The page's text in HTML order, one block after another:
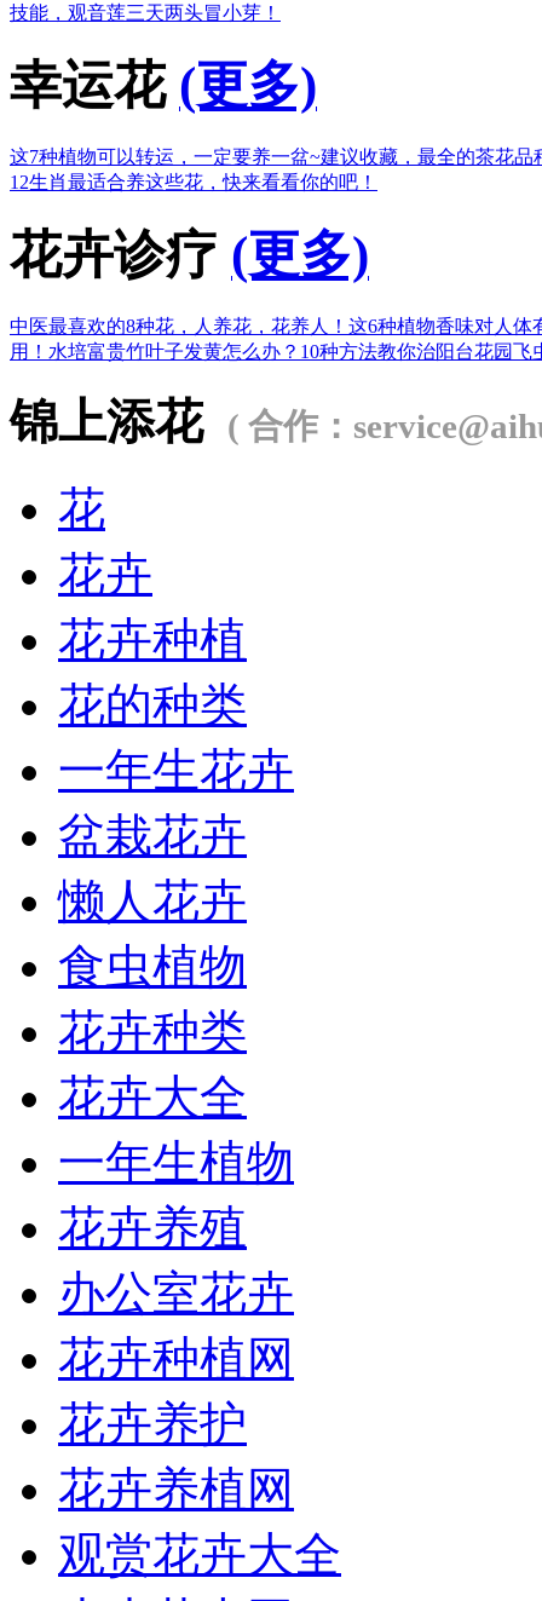
技能，观音莲三天两头冒小芽！
幸运花 (更多)
这7种植物可以转运，一定要养一盆~建议收藏，最全的茶花品
12生肖最适合养这些花，快来看看你的吧！
花卉诊疗 (更多)
中医最喜欢的8种花，人养花，花养人！ 这6种植物香味对人体
用！ 水培富贵竹叶子发黄怎么办？ 10种方法教你治阳台花园飞
锦上添花 ( 合作：
花
花卉
花卉种植
花的种类
一年生花卉
盆栽花卉
懒人花卉
食虫植物
花卉种类
花卉大全
一年生植物
花卉养殖
办公室花卉
花卉种植网
花卉养护
花卉养植网
观赏花卉大全